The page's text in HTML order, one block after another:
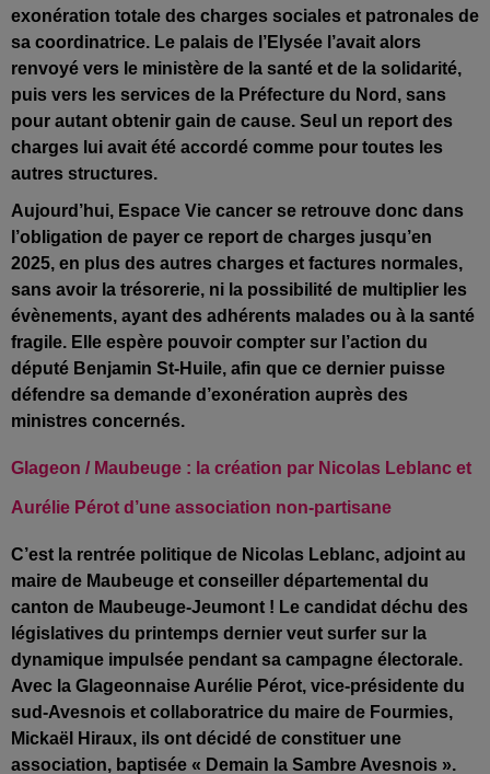
exonération totale des charges sociales et patronales de
sa coordinatrice. Le palais de l’Elysée l’avait alors
renvoyé vers le ministère de la santé et de la solidarité,
puis vers les services de la Préfecture du Nord, sans
pour autant obtenir gain de cause. Seul un report des
charges lui avait été accordé comme pour toutes les
autres structures.
Aujourd’hui, Espace Vie cancer se retrouve donc dans
l’obligation de payer ce report de charges jusqu’en
2025, en plus des autres charges et factures normales,
sans avoir la trésorerie, ni la possibilité de multiplier les
évènements, ayant des adhérents malades ou à la santé
fragile. Elle espère pouvoir compter sur l’action du
député Benjamin St-Huile, afin que ce dernier puisse
défendre sa demande d’exonération auprès des
ministres concernés.
Glageon / Maubeuge : la création par Nicolas Leblanc et
Aurélie Pérot d’une association non-partisane
C’est la rentrée politique de Nicolas Leblanc, adjoint au
maire de Maubeuge et conseiller départemental du
canton de Maubeuge-Jeumont ! Le candidat déchu des
législatives du printemps dernier veut surfer sur la
dynamique impulsée pendant sa campagne électorale.
Avec la Glageonnaise Aurélie Pérot, vice-présidente du
sud-Avesnois et collaboratrice du maire de Fourmies,
Mickaël Hiraux, ils ont décidé de constituer une
association, baptisée « Demain la Sambre Avesnois ».